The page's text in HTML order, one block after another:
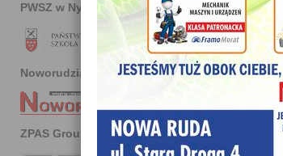
PWSZ w Nysie
Noworudzianin
ZPAS Group